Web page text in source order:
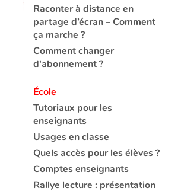
Raconter à distance en
partage d’écran – Comment
ça marche ?
Comment changer
d'abonnement ?
École
Tutoriaux pour les
enseignants
Usages en classe
Quels accès pour les élèves ?
Comptes enseignants
Rallye lecture : présentation